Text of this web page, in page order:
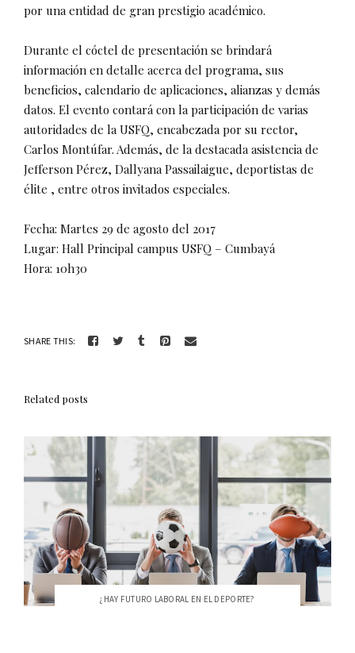
por una entidad de gran prestigio académico.
Durante el cóctel de presentación se brindará
información en detalle acerca del programa, sus
beneficios, calendario de aplicaciones, alianzas y demás
datos. El evento contará con la participación de varias
autoridades de la USFQ, encabezada por su rector,
Carlos Montúfar. Además, de la destacada asistencia de
Jefferson Pérez, Dallyana Passailaigue, deportistas de
élite , entre otros invitados especiales.
Fecha: Martes 29 de agosto del 2017
Lugar: Hall Principal campus USFQ – Cumbayá
Hora: 10h30
SHARE THIS:
Related posts
¿HAY FUTURO LABORAL EN EL DEPORTE?